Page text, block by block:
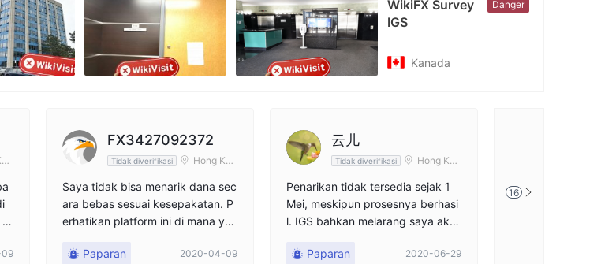
WikiFX Survey
IGS
Danger
Kanada
FX3427092372
Tidak diverifikasi
Hong Kon
Saya tidak bisa menarik dana sec
ara bebas sesuai kesepakatan. P
erhatikan platform ini di mana yan
omestik dan Anda tidak bisa mem
Paparan 2020-04-09
云儿
Tidak diverifikasi
Hong Kon
Penarikan tidak tersedia sejak 1
Mei, meskipun prosesnya berhasi
l. IGS bahkan melarang saya aku
ang mengoperasikan akun saya d
Paparan 2020-06-29
Penarikan tidak
16